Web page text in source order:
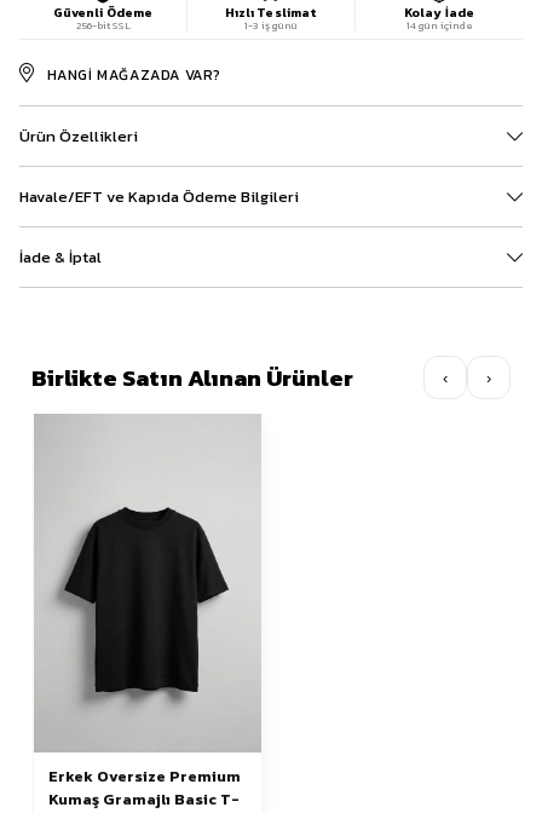
Güvenli Ödeme
256-bit SSL
Hızlı Teslimat
1-3 iş günü
Kolay İade
14 gün içinde
HANGI MAĞAZADA VAR?
Ürün Özellikleri
Havale/EFT ve Kapıda Ödeme Bilgileri
İade & İptal
Birlikte Satın Alınan Ürünler ‹ ›
Erkek Oversize Premium
Kumaş Gramajlı Basic T-